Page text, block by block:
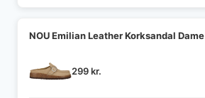
NOU Emilian Leather Korksandal Dame
299kr.